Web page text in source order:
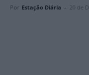
Por Estação Diária - 20 de